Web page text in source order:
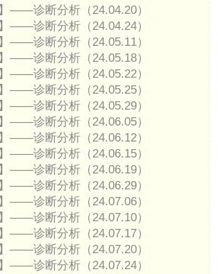
——诊断分析（24.04.20）
——诊断分析（24.04.24）
——诊断分析（24.05.11）
——诊断分析（24.05.18）
——诊断分析（24.05.22）
——诊断分析（24.05.25）
——诊断分析（24.05.29）
——诊断分析（24.06.05）
——诊断分析（24.06.12）
——诊断分析（24.06.15）
——诊断分析（24.06.19）
——诊断分析（24.06.29）
——诊断分析（24.07.06）
——诊断分析（24.07.10）
——诊断分析（24.07.17）
——诊断分析（24.07.20）
——诊断分析（24.07.24）